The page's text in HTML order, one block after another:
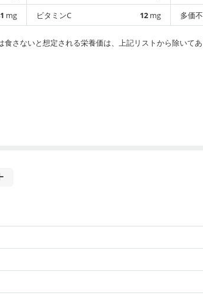
mg
ビタミンC
12 mg
多価
さないと想定される栄養価は、上記リストから除いてあ